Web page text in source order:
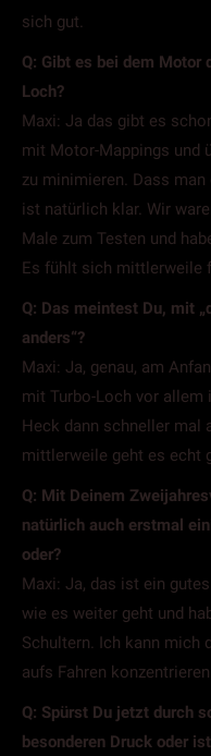
sich gut.
Q: Gibt es bei dem Motor
Loch?
Maxi: Ja das gibt es
mit Motor-Mappings und
zu minimieren. Dass
ist natürlich klar. Wir
Male zum Testen und
Es fühlt sich mittlerweile
Q: Das meintest Du, mit
anders“?
Maxi: Ja, genau, am
mit Turbo-Loch vor allem
Heck dann schneller mal
mittlerweile geht es echt
Q: Mit Deinem
natürlich auch erstmal
oder?
Maxi: Ja, das ist ein
wie es weiter geht und
Schultern. Ich kann mich
aufs Fahren
Q: Spürst Du jetzt durch
besonderen Druck oder